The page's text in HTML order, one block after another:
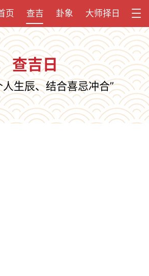
页 查吉 卦象 大师择日
查吉日
人生辰、结合喜忌冲合”